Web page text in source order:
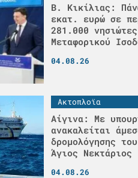
Β. Κικίλιας:
εκατ. ευρώ σε
281.000
Μεταφορικού
04.08.26
Ακτοπλοϊα
Αίγινα: Με
ανακαλείται
δρομολόγησης
Άγιος Νεκτάριος
04.08.26